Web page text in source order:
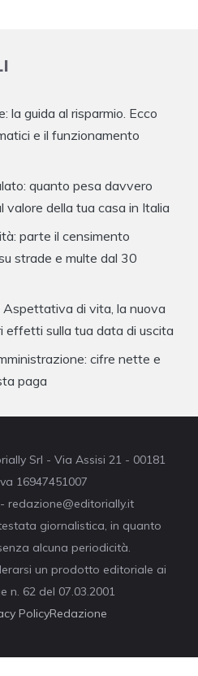
la guida al risparmio. Ecco
e il funzionamento
quanto pesa davvero
valore della tua casa in Italia
parte il censimento
strade e multe dal 30
Aspettativa di vita, la nuova
effetti sulla tua data di uscita
cifre nette e
paga
Srl - Via Assisi 21 - 00181
16947451007
redazione@editorially.it
giornalistica, in quanto
alcuna periodicità.
un prodotto editoriale ai
n. 62 del 07.03.2001
PolicyRedazione